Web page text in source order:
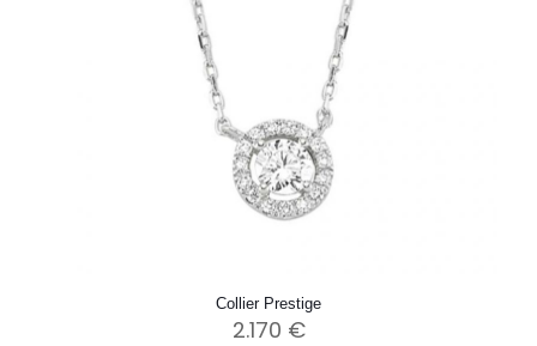
Collier Prestige
2.170 €